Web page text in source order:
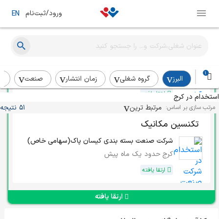
ورود/ثبت‌نام EN
1
البرز گروه شغلی زمان انتشار صنعت
استخدام در کرج
مرتب سازی بر اساس: مرتبط ترین 51 نتیجه
کارشناس کنترل کیفیت
ساوجبلاغ در چند هفته‌ی اخیر
ارتقا یافته
تکنسین مکانیک
شرکت صنعت بسته بندی کیسان پاک(سهامی خاص)
کرج حدود یک ماه پیش
ارتقا یافته
ارتقا یافته